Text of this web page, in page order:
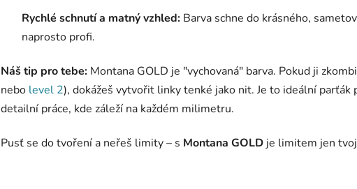
Rychlé schnutí a matný vzhled: Barva schne do krásného,
naprosto profi.
Náš tip pro tebe: Montana GOLD je "vychovaná" barva. Pokud ji
nebo level 2), dokážeš vytvořit linky tenké jako nit. Je to ideální
detailní práce, kde záleží na každém milimetru.
Pusť se do tvoření a neřeš limity – s Montana GOLD je limitem jen